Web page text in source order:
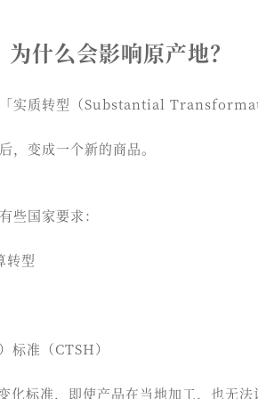
什么会影响原产地？
实质转型（Substantial
，变成一个新的商品。
些国家要求：
转型
准（CTSH）
标准，即使产品在当地加工，也无法